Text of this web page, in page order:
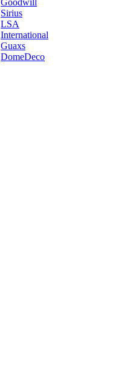
Goodwill
Sirius
LSA
International
Guaxs
DomeDeco